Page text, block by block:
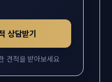
상담받기
견적을 받아보세요